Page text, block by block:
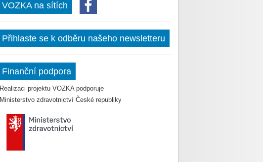
VOZKA na sítích
Přihlaste se k odběru našeho newsletteru
Finanční podpora
Realizaci projektu VOZKA podporuje
Ministerstvo zdravotnictví České republiky